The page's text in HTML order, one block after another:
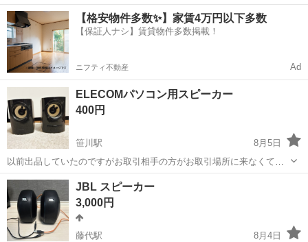
致しません。 物々交換可能な品は、随時更新しております。 別投稿
ご確認の上、写真付きでお申し込みください。 よろしくお願い致しま
す。 (*･ω･)*...
茨城 鉾田市 オーディオ 場所
【格安物件多数✨】家賃4万円以下多数
【保証人ナシ】賃貸物件多数掲載！
ニフティ不動産 Ad
ELECOMパソコン用スピーカー
400円
笹川駅
8月5日
以前出品していたのですがお取引相手の方がお取引場所に来なくて連
絡も無かった為再出品致します ノークレームノーリターンでよろしく
お願いします 定型文でのお問い合わせはご遠慮下さい
茨城 神栖市
JBL スピーカー
3,000円
藤代駅
8月4日